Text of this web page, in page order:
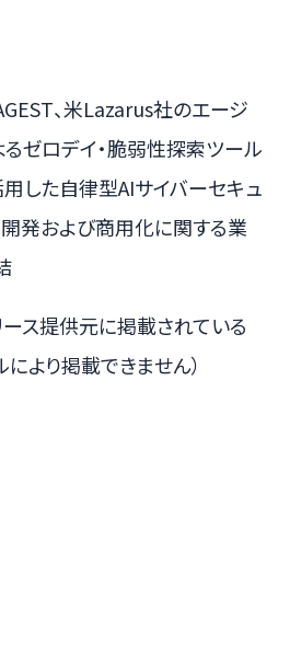
、米Lazarus社のエージ
るゼロデイ・脆弱性探索ツール
用した自律型AIサイバーセキュ
発および商用化に関する業
ース提供元に掲載されている
より掲載できません）